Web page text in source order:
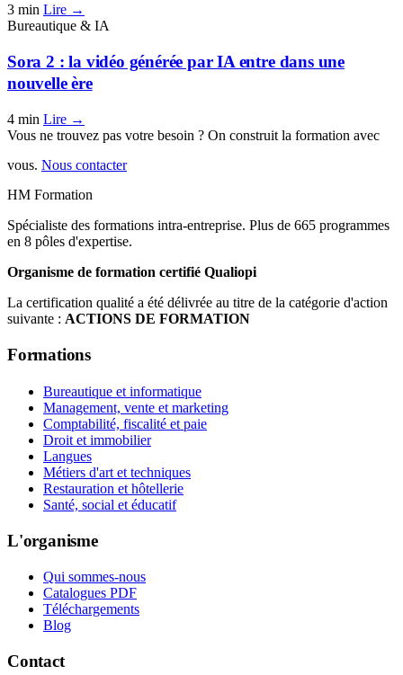
3 min Lire →
Bureautique & IA
Sora 2 : la vidéo générée par IA entre dans une
nouvelle ère
4 min Lire →
Vous ne trouvez pas votre besoin ? On construit la formation avec
vous. Nous contacter
HM Formation
Spécialiste des formations intra-entreprise. Plus de 665 programmes
en 8 pôles d'expertise.
Organisme de formation certifié Qualiopi
La certification qualité a été délivrée au titre de la catégorie d'action
suivante : ACTIONS DE FORMATION
Formations
Bureautique et informatique
Management, vente et marketing
Comptabilité, fiscalité et paie
Droit et immobilier
Langues
Métiers d'art et techniques
Restauration et hôtellerie
Santé, social et éducatif
L'organisme
Qui sommes-nous
Catalogues PDF
Téléchargements
Blog
Contact